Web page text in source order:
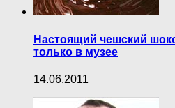
Настоящий чешский
только в музее
14.06.2011